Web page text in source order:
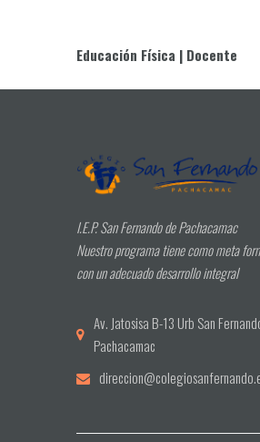
Educación Física | Docente
I.E.P. San Fernando de Pachacamac
Nuestro programa tiene como meta
con un adecuado desarrollo integral
Av. Jatosisa B-13 Urb San
Pachacamac